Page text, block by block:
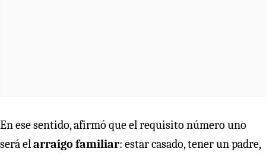
En ese sentido, afirmó que el requisito número uno
será elarraigo familiar: estar casado, tener un padre,